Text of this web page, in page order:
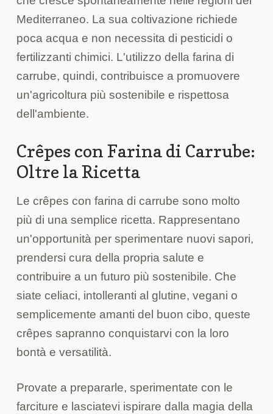
Mediterraneo. La sua coltivazione richiede
poca acqua e non necessita di pesticidi o
fertilizzanti chimici. L'utilizzo della farina di
carrube, quindi, contribuisce a promuovere
un'agricoltura più sostenibile e rispettosa
dell'ambiente.
Crêpes con Farina di Carrube:
Oltre la Ricetta
Le crêpes con farina di carrube sono molto
più di una semplice ricetta. Rappresentano
un'opportunità per sperimentare nuovi sapori,
prendersi cura della propria salute e
contribuire a un futuro più sostenibile. Che
siate celiaci, intolleranti al glutine, vegani o
semplicemente amanti del buon cibo, queste
crêpes sapranno conquistarvi con la loro
bontà e versatilità.
Provate a prepararle, sperimentate con le
farciture e lasciatevi ispirare dalla magia della